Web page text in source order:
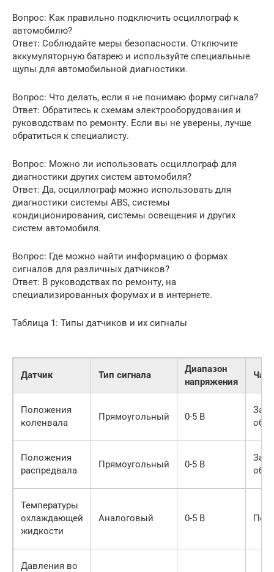
Вопрос: Как правильно подключить осциллограф к
автомобилю?
Ответ: Соблюдайте меры безопасности. Отключите
аккумуляторную батарею и используйте специальные
щупы для автомобильной диагностики.
Вопрос: Что делать, если я не понимаю форму сигнала?
Ответ: Обратитесь к схемам электрооборудования и
руководствам по ремонту. Если вы не уверены, лучше
обратиться к специалисту.
Вопрос: Можно ли использовать осциллограф для
диагностики других систем автомобиля?
Ответ: Да, осциллограф можно использовать для
диагностики системы ABS, системы
кондиционирования, системы освещения и других
систем автомобиля.
Вопрос: Где можно найти информацию о формах
сигналов для различных датчиков?
Ответ: В руководствах по ремонту, на
специализированных форумах и в интернете.
Таблица 1: Типы датчиков и их сигналы
Датчик Тип сигнала
Диапазон
напряжения
Положения
коленвала
Прямоугольный 0-5 В
Положения
распредвала
Прямоугольный 0-5 В
Температуры
охлаждающей
жидкости
Аналоговый 0-5 В
Давления во